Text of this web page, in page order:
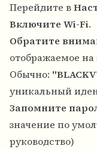
Перейдите в
Включите Wi-Fi.
Обратите
отображаемое на
Обычно:
уникальный
Запомните
значение по
руководство)